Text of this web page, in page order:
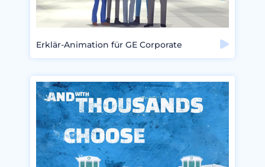
Erklär-Animation für GE Corporate